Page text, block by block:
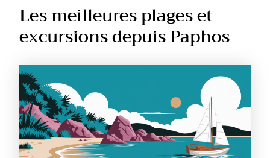
Les meilleures plages et
excursions depuis Paphos